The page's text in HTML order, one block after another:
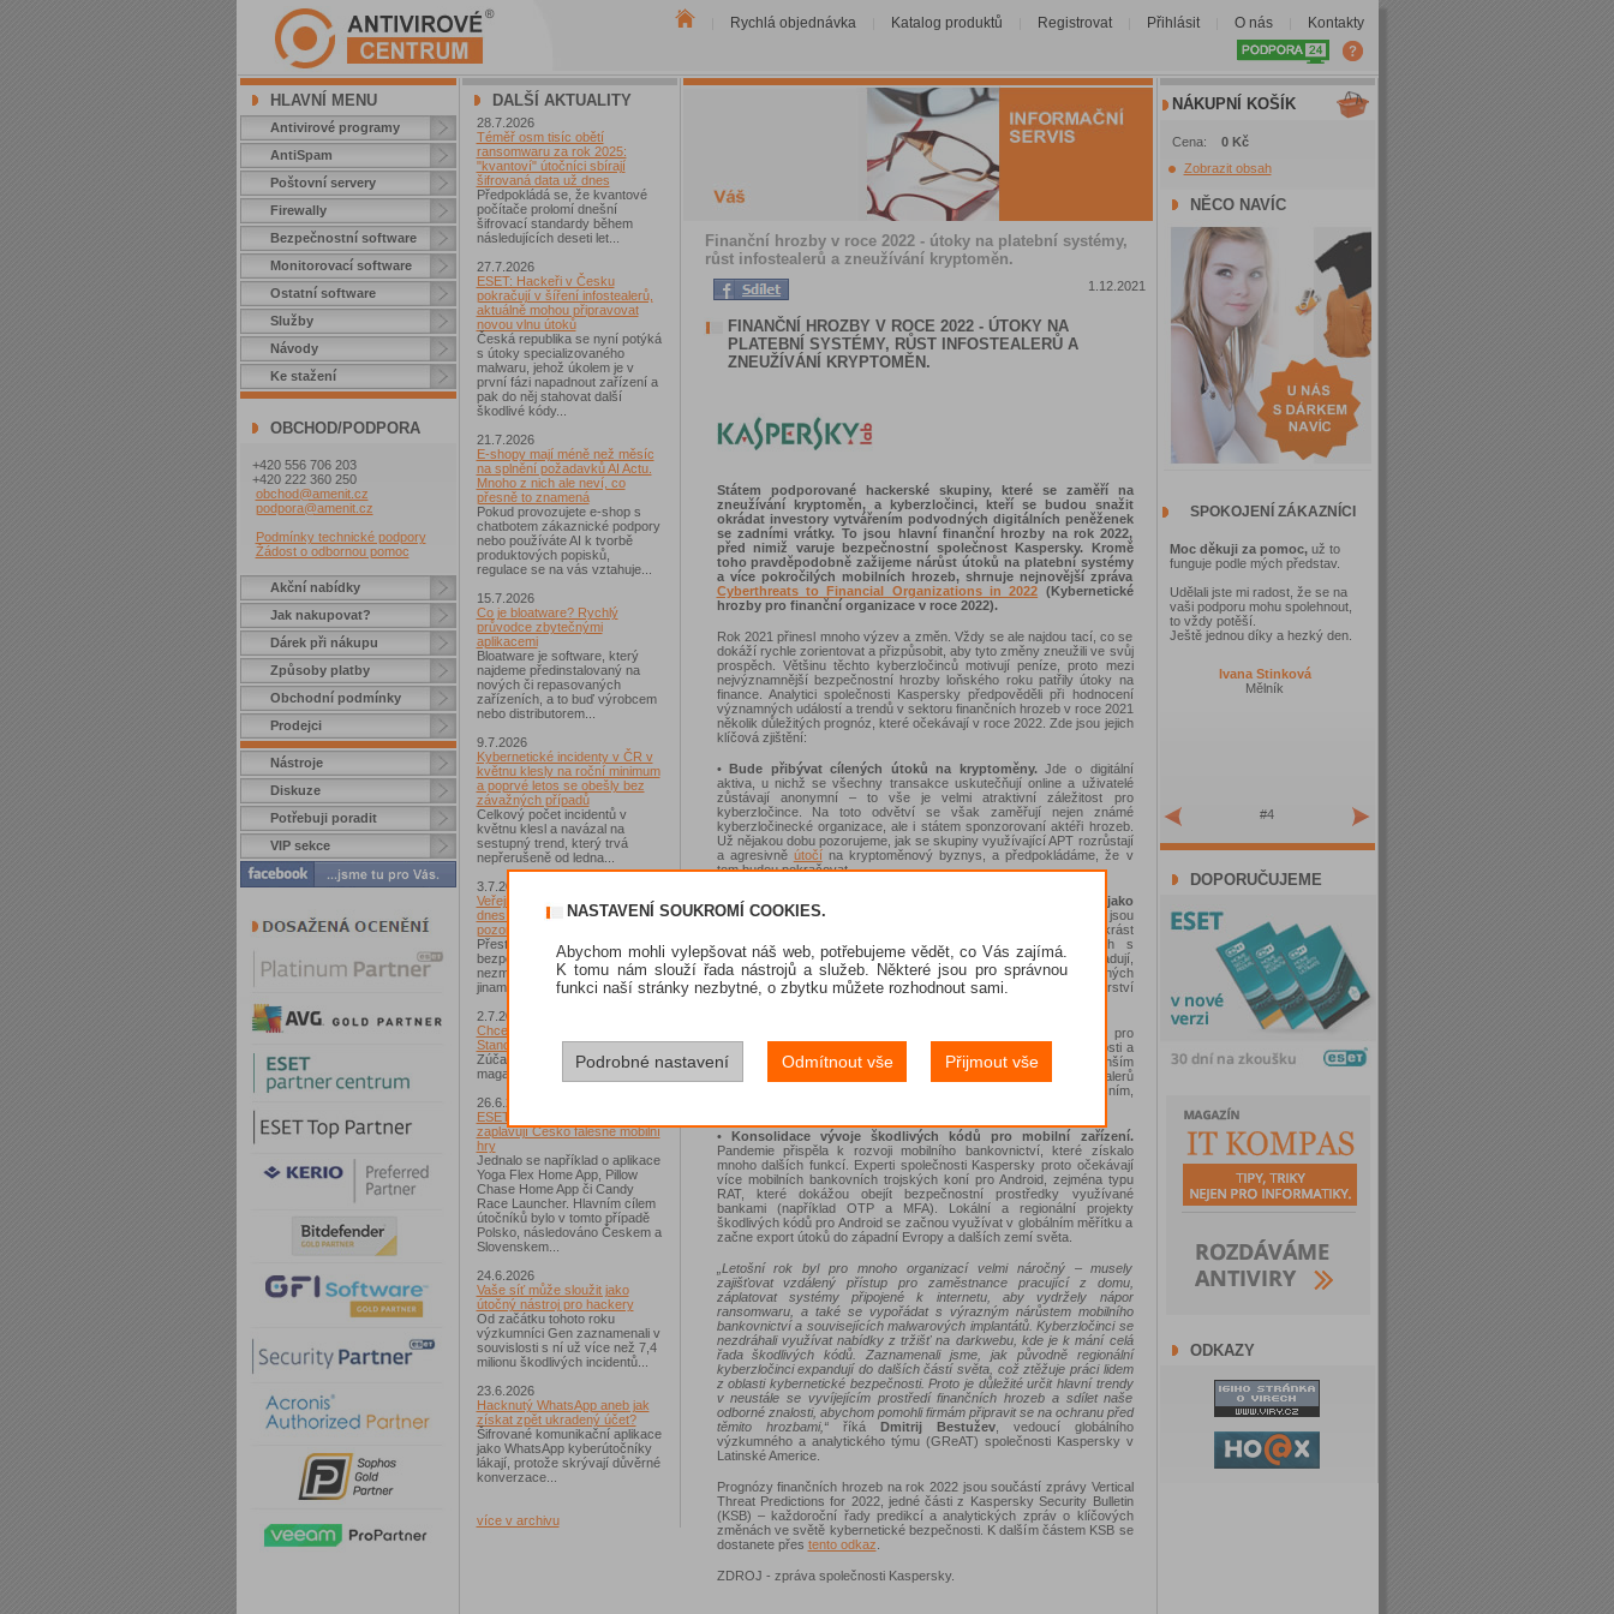
Rychlá objednávka Katalog produktů Registrovat Přihlásit O nás Kontakty
HLAVNÍ MENU
Antivirové programy
AntiSpam
Poštovní servery
Firewally
Bezpečnostní software
Monitorovací software
Ostatní software
Služby
Návody
Ke stažení
OBCHOD/PODPORA
+420 556 706 203
+420 222 360 250
obchod@amenit.cz
podpora@amenit.cz
Podmínky technické podpory
Žádost o odbornou pomoc
Akční nabídky
Jak nakupovat?
Dárek při nákupu
Způsoby platby
Obchodní podmínky
Prodejci
Nástroje
Diskuze
Potřebuji poradit
VIP sekce
DALŠÍ AKTUALITY
28.7.2026
Téměř osm tisíc obětí
ransomwaru za rok 2025:
"kvantoví" útočníci sbírají
šifrovaná data už dnes
Předpokládá se, že kvantové
počítače prolomí dnešní
šifrovací standardy během
následujících deseti let...
27.7.2026
ESET: Hackeři v Česku
pokračují v šíření infostealerů,
aktuálně mohou připravovat
novou vlnu útoků
Česká republika se nyní potýká
s útoky specializovaného
malwaru, jehož úkolem je v
první fázi napadnout zařízení a
pak do něj stahovat další
škodlivé kódy...
21.7.2026
E-shopy mají méně než měsíc
na splnění požadavků AI Actu.
Mnoho z nich ale neví, co
přesně to znamená
Pokud provozujete e-shop s
chatbotem zákaznické podpory
nebo používáte AI k tvorbě
produktových popisků,
regulace se na vás vztahuje...
15.7.2026
Co je bloatware? Rychlý
průvodce zbytečnými
aplikacemi
Bloatware je software, který
najdeme předinstalovaný na
nových či repasovaných
zařízeních, a to buď výrobcem
nebo distributorem...
9.7.2026
Kybernetické incidenty v ČR v
květnu klesly na roční minimum
a poprvé letos se obešly bez
závažných případů
Celkový počet incidentů v
květnu klesl a navázal na
sestupný trend, který trvá
nepřerušeně od ledna...
3.7.2026
Veřejná Wi-Fi na dovolené už
dnes není zásadním rizikem,
pozor si dávejte na něco jiného
Přestože jsou veřejné Wi-Fi sítě
bezpečnější než dříve, riziko
nezmizelo. Jen se přesunulo
jinam...
2.7.2026
Chcete získat Norton 360
Standard?
Zúčastněte se soutěže s
magazínem IT Kompas...
26.6.2026
ESET: S příchodem léta
zaplavují Česko falešné mobilní
hry
Jednalo se například o aplikace
Yoga Flex Home App, Pillow
Chase Home App či Candy
Race Launcher. Hlavním cílem
útočníků bylo v tomto případě
Polsko, následováno Českem a
Slovenskem...
24.6.2026
Vaše síť může sloužit jako
útočný nástroj pro hackery
Od začátku tohoto roku
výzkumníci Gen zaznamenali v
souvislosti s ní už více než 7,4
milionu škodlivých incidentů...
23.6.2026
Hacknutý WhatsApp aneb jak
získat zpět ukradený účet?
Šifrované komunikační aplikace
jako WhatsApp kyberútočníky
lákají, protože skrývají důvěrné
konverzace...
více v archivu
Finanční hrozby v roce 2022 - útoky na platební systémy,
růst infostealerů a zneužívání kryptoměn.
1.12.2021
FINANČNÍ HROZBY V ROCE 2022 - ÚTOKY NA
PLATEBNÍ SYSTÉMY, RŮST INFOSTEALERŮ A
ZNEUŽÍVÁNÍ KRYPTOMĚN.
Státem podporované hackerské skupiny, které se zaměří na
zneužívání kryptoměn, a kyberzločinci, kteří se budou snažit
okrádat investory vytvářením podvodných digitálních peněženek
se zadními vrátky. To jsou hlavní finanční hrozby na rok 2022,
před nimiž varuje bezpečnostní společnost Kaspersky. Kromě
toho pravděpodobně zažijeme nárůst útoků na platební systémy
a více pokročilých mobilních hrozeb, shrnuje nejnovější zpráva
Cyberthreats to Financial Organizations in 2022 (Kybernetické
hrozby pro finanční organizace v roce 2022).
Rok 2021 přinesl mnoho výzev a změn. Vždy se ale najdou tací, co se
dokáží rychle zorientovat a přizpůsobit, aby tyto změny zneužili ve svůj
prospěch. Většinu těchto kyberzločinců motivují peníze, proto mezi
nejvýznamnější bezpečnostní hrozby loňského roku patřily útoky na
finance. Analytici společnosti Kaspersky předpověděli při hodnocení
významných událostí a trendů v sektoru finančních hrozeb v roce 2021
několik důležitých prognóz, které očekávají v roce 2022. Zde jsou jejich
klíčová zjištění:
•Bude přibývat cílených útoků na kryptoměny.Jde o digitální
aktiva, u nichž se všechny transakce uskutečňují online a uživatelé
zůstávají anonymní – to vše je velmi atraktivní záležitost pro
kyberzločince. Na toto odvětví se však zaměřují nejen známé
kyberzločinecké organizace, ale i státem sponzorovaní aktéři hrozeb.
Už nějakou dobu pozorujeme, jak se skupiny využívající APT rozrůstají
a agresivně útočína kryptoměnový byznys, a předpokládáme, že v
tom budou pokračovat.
Špatné zabezpečení a podvodné hardwarové peněženky jako
hardwarové hrozby pro kryptoměny.
Útoky na kryptoměny jsou
stále cílenější a kyberzločinci přicházejí s novými způsoby, jak ukrást
finanční aktiva investorů. V případě příležitostí souvisejících s
investicemi do kryptoměn výzkumníci společnosti Kaspersky odhadují,
že kyberzločinci budou využívat výroby a prodeje podvodných
zařízení se zadními vrátky, doplněné kampaněmi sociálního inženýrství
a dalšími technikami k odcizení finančních aktiv obětí.
Malware pro
krádež informací bude díky svojí jednoduchosti, cenové dostupnosti a
účinnosti častým nástrojem při útocích na finanční aktiva, přinejmenším
pro prvotní sběr dat. Aktéři hrozeb budou využívat výhody infostealerů
k vytipování obětí, například k následným cíleným finančním,
• Konsolidace vývoje škodlivých kódů pro mobilní zařízení.
Pandemie přispěla k rozvoji mobilního bankovnictví, které získalo
mnoho dalších funkcí. Experti společnosti Kaspersky proto očekávají
více mobilních bankovních trojských koní pro Android, zejména typu
RAT, které dokážou obejít bezpečnostní prostředky využívané
bankami (například OTP a MFA). Lokální a regionální projekty
škodlivých kódů pro Android se začnou využívat v globálním měřítku a
začne export útoků do západní Evropy a dalších zemí světa.
„Letošní rok byl pro mnoho organizací velmi náročný – musely
zajišťovat vzdálený přístup pro zaměstnance pracující z domu,
záplatovat systémy připojené k internetu, aby vydržely nápor
ransomwaru, a také se vypořádat s výrazným nárůstem mobilního
bankovnictví a souvisejících malwarových implantátů. Kyberzločinci se
nezdráhali využívat nabídky z tržišť na darkwebu, kde je k mání celá
řada škodlivých kódů. Zaznamenali jsme, jak původně regionální
kyberzločinci expandují do dalších částí světa, což ztěžuje práci lidem
z oblasti kybernetické bezpečnosti. Proto je důležité určit hlavní trendy
v neustále se vyvíjejícím prostředí finančních hrozeb a sdílet naše
odborné znalosti, abychom pomohli firmám připravit se na ochranu před
těmito hrozbami,“říká Dmitrij Bestužev, vedoucí globálního
výzkumného a analytického týmu (GReAT) společnosti Kaspersky v
Latinské Americe.
Prognózy finančních hrozeb na rok 2022 jsou součástí zprávy Vertical
Threat Predictions for 2022, jedné části z Kaspersky Security Bulletin
(KSB) – každoroční řady predikcí a analytických zpráv o klíčových
změnách ve světě kybernetické bezpečnosti. K dalším částem KSB se
dostanete přes tento odkaz
ZDROJ - zpráva společnosti Kaspersky.
NÁKUPNÍ KOŠÍK
Cena: 0 Kč
Zobrazit obsah
NĚCO NAVÍC
SPOKOJENÍ ZÁKAZNÍCI
Moc děkuji za pomoc,už to
funguje podle mých představ.
Udělali jste mi radost, že se na
vaši podporu mohu spolehnout,
to vždy potěší.
Ještě jednou díky a hezký den.
Ivana Stinková
Mělník
#4
DOPORUČUJEME
ODKAZY
NASTAVENÍ SOUKROMÍ COOKIES.
Abychom mohli vylepšovat náš web, potřebujeme vědět, co Vás zajímá.
K tomu nám slouží řada nástrojů a služeb. Některé jsou pro správnou
funkci naší stránky nezbytné, o zbytku můžete rozhodnout sami.
Podrobné nastavení Odmítnout vše Přijmout vše